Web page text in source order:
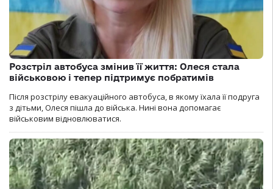
Розстріл автобуса змінив її життя: Олеся стала
військовою і тепер підтримує побратимів
Після розстрілу евакуаційного автобуса, в якому їхала її подруга
з дітьми, Олеся пішла до війська. Нині вона допомагає
військовим відновлюватися.